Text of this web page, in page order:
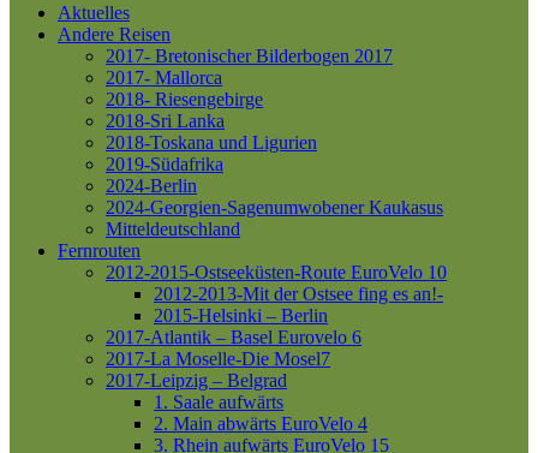
Aktuelles
Andere Reisen
2017- Bretonischer Bilderbogen 2017
2017- Mallorca
2018- Riesengebirge
2018-Sri Lanka
2018-Toskana und Ligurien
2019-Südafrika
2024-Berlin
2024-Georgien-Sagenumwobener Kaukasus
Mitteldeutschland
Fernrouten
2012-2015-Ostseeküsten-Route EuroVelo 10
2012-2013-Mit der Ostsee fing es an!-
2015-Helsinki – Berlin
2017-Atlantik – Basel Eurovelo 6
2017-La Moselle-Die Mosel7
2017-Leipzig – Belgrad
1. Saale aufwärts
2. Main abwärts EuroVelo 4
3. Rhein aufwärts EuroVelo 15